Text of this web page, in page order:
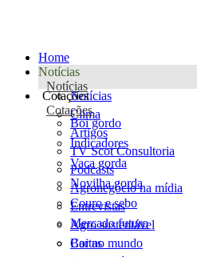
Home
Notícias
Notícias
Notícias
Clima
Artigos
TV Scot Consultoria
Podcasts
Agronegócio na mídia
Entrevistas
Agro sustentável
Cartas
Cotações
Cotações
Boi gordo
Indicadores
Vaca gorda
Novilha gorda
Couro e sebo
Mercado futuro
Boi no mundo